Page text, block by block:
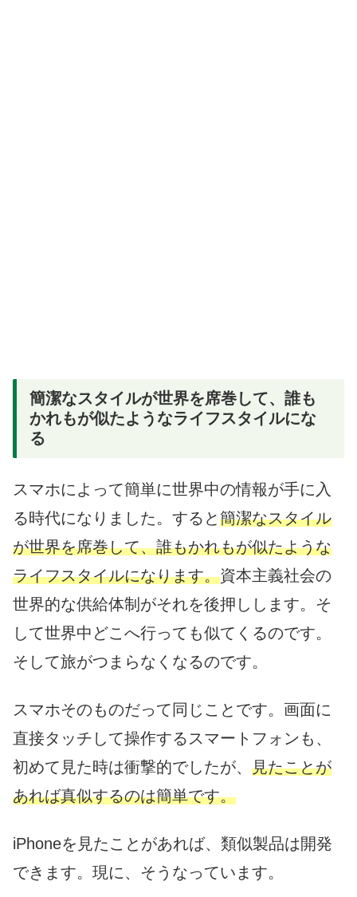
簡潔なスタイルが世界を席巻して、誰も
かれもが似たようなライフスタイルにな
る
スマホによって簡単に世界中の情報が手に入
る時代になりました。すると簡潔なスタイル
が世界を席巻して、誰もかれもが似たような
ライフスタイルになります。資本主義社会の
世界的な供給体制がそれを後押しします。そ
して世界中どこへ行っても似てくるのです。
そして旅がつまらなくなるのです。
スマホそのものだって同じことです。画面に
直接タッチして操作するスマートフォンも、
初めて見た時は衝撃的でしたが、 見たことが
あれば真似するのは簡単です。
iPhoneを見たことがあれば、類似製品は開発
できます。現に、そうなっています。